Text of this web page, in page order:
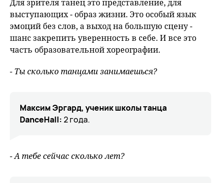
Для зрителя танец это представление, для
выступающих - образ жизни. Это особый язык
эмоций без слов, а выход на большую сцену -
шанс закрепить уверенность в себе. И все это
часть образовательной хореографии.
- Ты сколько танцами занимаешься?
Максим Эргард, ученик школы танца
DanceHall: 2 года.
- А тебе сейчас сколько лет?